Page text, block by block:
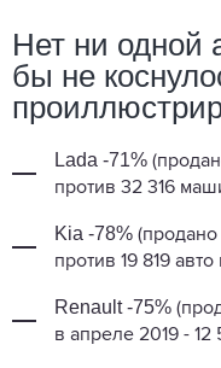
Нет ни одной
бы не
Lada -71%
против 32 316
Kia -78%
против 19 819
Renault -75%
в апреле 2019 -